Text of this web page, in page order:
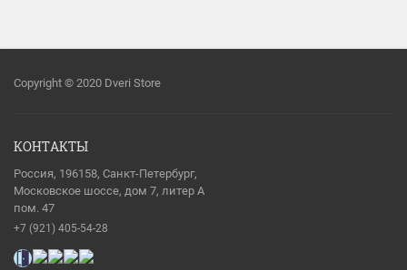
Copyright © 2020 Dveri Store
КОНТАКТЫ
Россия, 196158, Санкт-Петербург,
Московское шоссе, дом 7, литер А
пом. 47
+7 (921) 405-54-28